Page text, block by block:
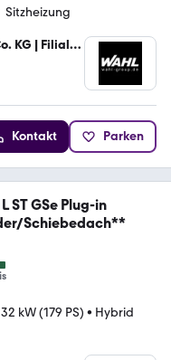
Sitzheizung
KG | Filiale
Kontakt Parken
ST GSe Plug-in
Schiebedach**
kW (179 PS) • Hybrid